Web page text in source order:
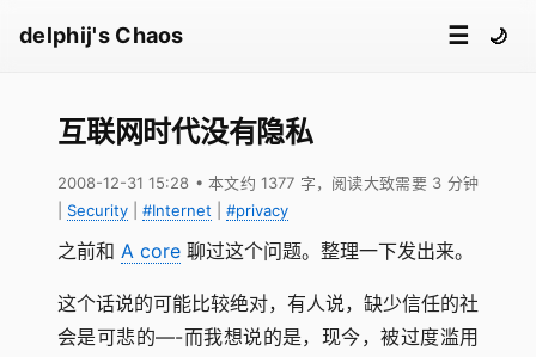
delphij's Chaos ☰ 🌙
互联网时代没有隐私
2008-12-31 15:28 • 本文约 1377 字，阅读大致需要 3 分钟
Security #Internet #privacy
之前和 A core 聊过这个问题。整理一下发出来。
这个话说的可能比较绝对，有人说，缺少信任的社
会是可悲的—-而我想说的是，现今，被过度滥用